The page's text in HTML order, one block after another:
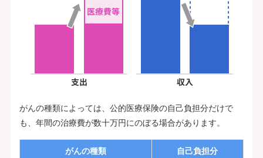
がんの種類によっては、公的医療保険の自己負担分だけで
も、年間の治療費が数十万円にのぼる場合があります。
がんの種類 自己負担分